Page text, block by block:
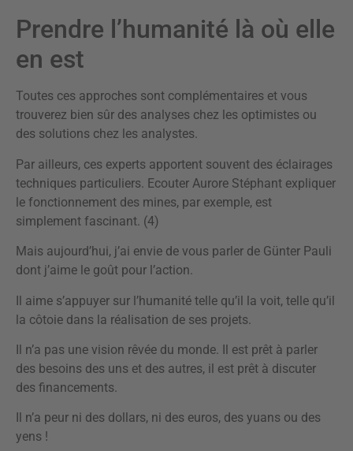
Prendre l’humanité là où elle
en est
Toutes ces approches sont complémentaires et vous
trouverez bien sûr des analyses chez les optimistes ou
des solutions chez les analystes.
Par ailleurs, ces experts apportent souvent des éclairages
techniques particuliers. Ecouter Aurore Stéphant expliquer
le fonctionnement des mines, par exemple, est
simplement fascinant. (4)
Mais aujourd’hui, j’ai envie de vous parler de Günter Pauli
dont j’aime le goût pour l’action.
Il aime s’appuyer sur l’humanité telle qu’il la voit, telle qu’il
la côtoie dans la réalisation de ses projets.
Il n’a pas une vision rêvée du monde. Il est prêt à parler
des besoins des uns et des autres, il est prêt à discuter
des financements.
Il n’a peur ni des dollars, ni des euros, des yuans ou des
yens !